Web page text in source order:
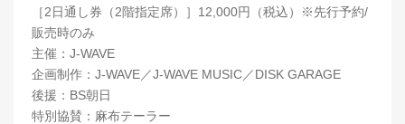
［2日通し券（2階指定席）］12,000円（税込）※先行予約/
販売時のみ
主催：J-WAVE
企画制作：J-WAVE／J-WAVE MUSIC／DISK GARAGE
後援：BS朝日
特別協賛：麻布テーラー